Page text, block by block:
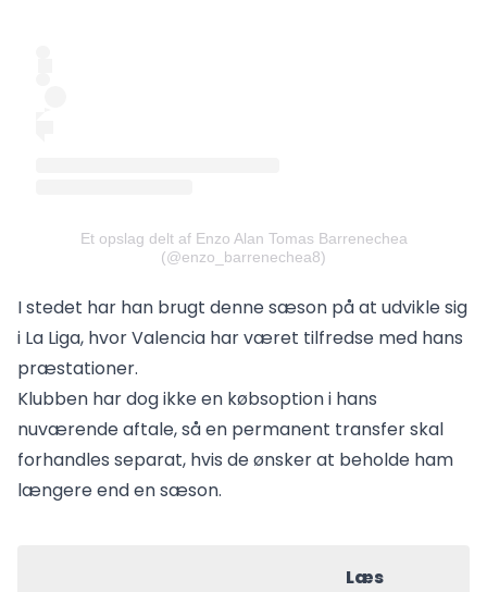
Et opslag delt af Enzo Alan Tomas Barrenechea
(@enzo_barrenechea8)
I stedet har han brugt denne sæson på at udvikle sig
i La Liga, hvor Valencia har været tilfredse med hans
præstationer.
Klubben har dog ikke en købsoption i hans
nuværende aftale, så en permanent transfer skal
forhandles separat, hvis de ønsker at beholde ham
længere end en sæson.
Læs